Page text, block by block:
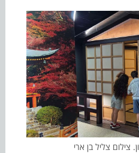
צילום צליל בן ארי